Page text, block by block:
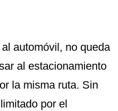
automóvil, no queda
al estacionamiento
la misma ruta. Sin
por el